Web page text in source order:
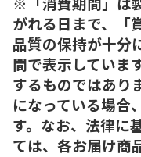
がれる日まで、「
品質の保持が十分
間で表示していま
するものではあり
になっている場合
す。なお、法律に
ては、各お届け商